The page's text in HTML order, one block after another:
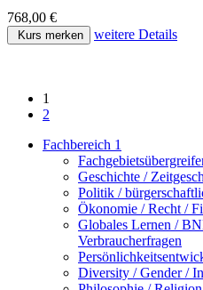
768,00 €
Kurs merken weitere Details
1
2
Fachbereich 1
Geschichte /
Politik /
Ökonomie / Recht /
Globales Lernen /
Verbraucherfragen
Diversity / Gender /